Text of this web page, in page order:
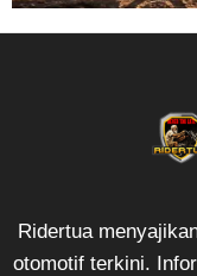
Ridertua
otomotif terkini.